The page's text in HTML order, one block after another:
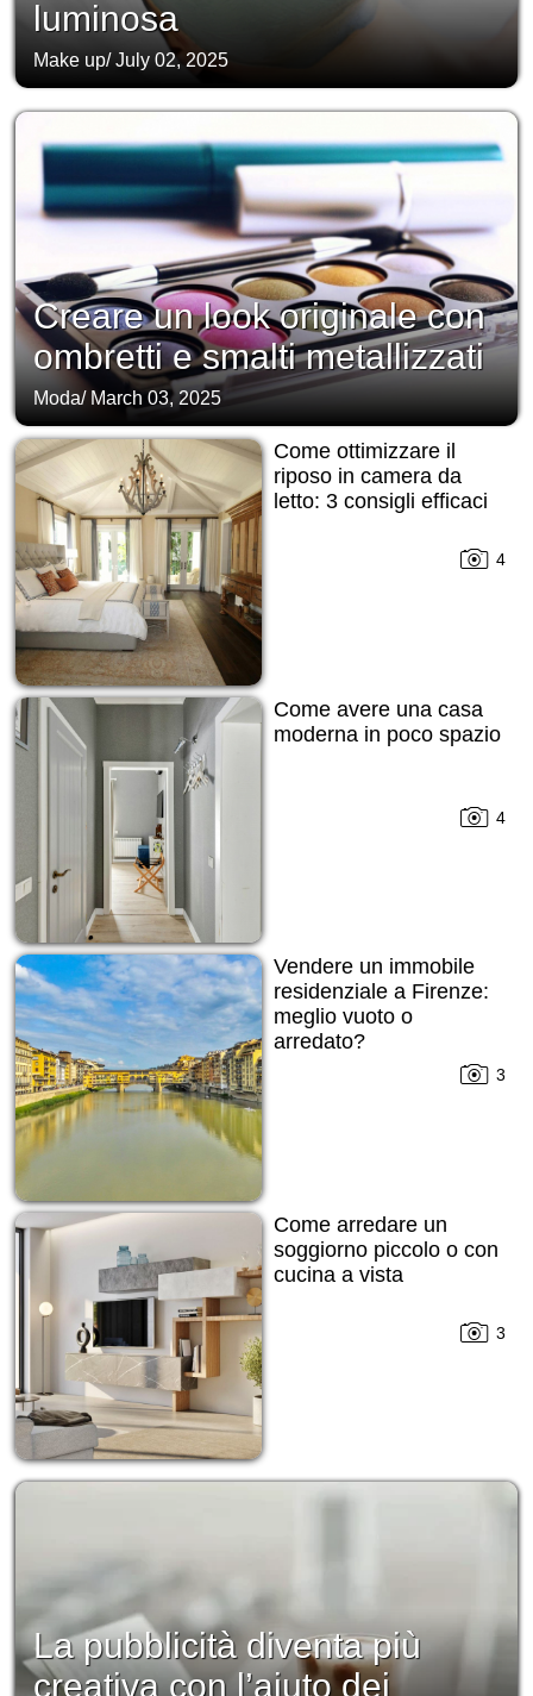
luminosa
Make up/July 02, 2025
Creare un look originale con
ombretti e smalti metallizzati
Moda/ March 03, 2025
Come ottimizzare il
riposo in camera da
letto: 3 consigli efficaci
4
Come avere una casa
moderna in poco spazio
4
Vendere un immobile
residenziale a Firenze:
meglio vuoto o
arredato?
3
Come arredare un
soggiorno piccolo o con
cucina a vista
3
La pubblicità diventa più
creativa con l’aiuto dei